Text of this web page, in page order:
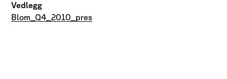
Vedlegg
Blom_Q4_2010_pres